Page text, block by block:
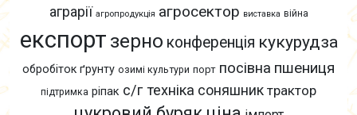
аграрії агропродукція агросектор виставка війна
експорт зерно конференція кукурудза
обробіток ґрунту озимі культури порт посівна пшениця
підтримка ріпак с/г техніка соняшник трактор